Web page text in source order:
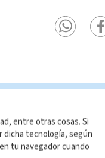
entre otras cosas. Si
tecnología, según
tu navegador cuando